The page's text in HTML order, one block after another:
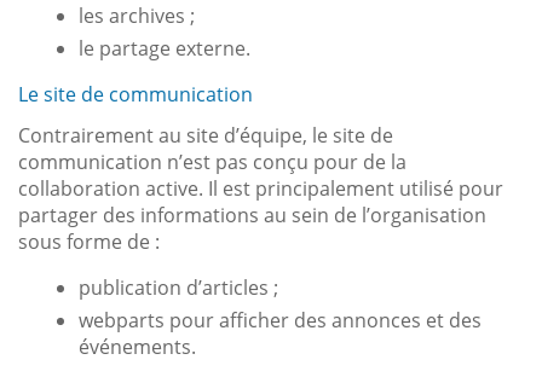
les archives ;
le partage externe.
Le site de communication
Contrairement au site d’équipe, le site de
communication n’est pas conçu pour de la
collaboration active. Il est principalement utilisé pour
partager des informations au sein de l’organisation
sous forme de :
publication d’articles ;
webparts pour afficher des annonces et des
événements.